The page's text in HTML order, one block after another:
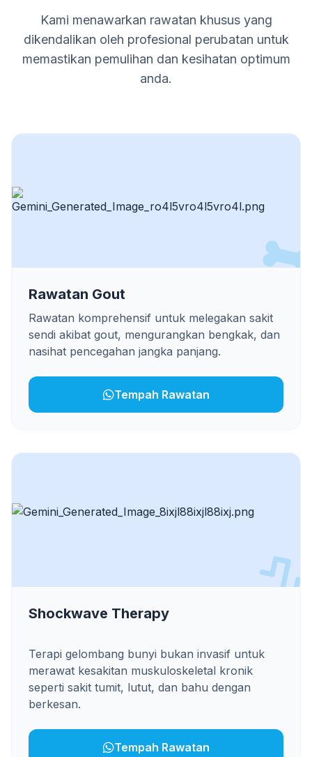
Kami menawarkan rawatan khusus yang
dikendalikan oleh profesional perubatan untuk
memastikan pemulihan dan kesihatan optimum
anda.
Rawatan Gout
Rawatan komprehensif untuk melegakan sakit
sendi akibat gout, mengurangkan bengkak, dan
nasihat pencegahan jangka panjang.
Tempah Rawatan
Shockwave Therapy
Terapi gelombang bunyi bukan invasif untuk
merawat kesakitan muskuloskeletal kronik
seperti sakit tumit, lutut, dan bahu dengan
berkesan.
Tempah Rawatan